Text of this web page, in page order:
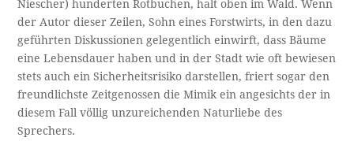
Niescher) hunderten Rotbuchen, halt oben im Wald. Wenn
der Autor dieser Zeilen, Sohn eines Forstwirts, in den dazu
geführten Diskussionen gelegentlich einwirft, dass Bäume
eine Lebensdauer haben und in der Stadt wie oft bewiesen
stets auch ein Sicherheitsrisiko darstellen, friert sogar den
freundlichste Zeitgenossen die Mimik ein angesichts der in
diesem Fall völlig unzureichenden Naturliebe des
Sprechers.